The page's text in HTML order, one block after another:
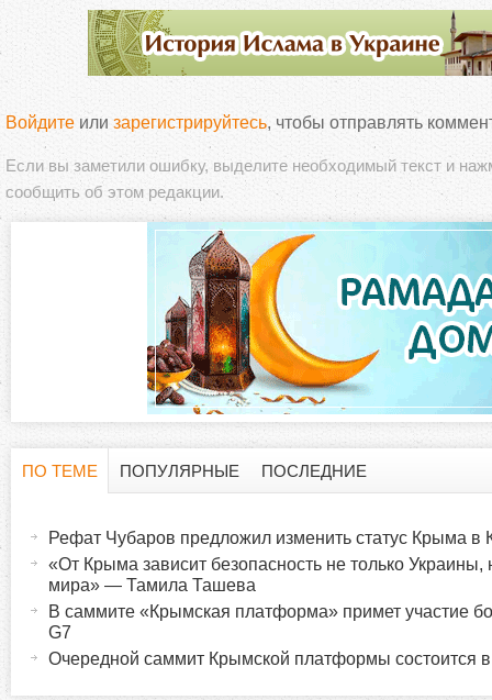
Войдите или зарегистрируйтесь, чтобы отправлять
Если вы заметили ошибку, выделите необходимый текст и
сообщить об этом редакции.
ПО ТЕМЕ
ПОПУЛЯРНЫЕ ПОСЛЕДНИЕ
Рефат Чубаров предложил изменить статус Крыма в
«От Крыма зависит безопасность не только
мира» — Тамила Ташева
В саммите «Крымская платформа» примет участие
G7
Очередной саммит Крымской платформы состоится в